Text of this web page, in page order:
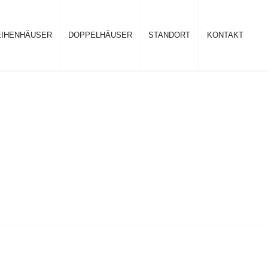
DOPPELHÄUSER STANDORT KONTAKT